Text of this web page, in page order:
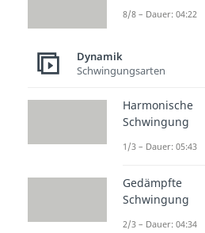
8/8 – Dauer: 04:22
Dynamik
Schwingungsarten
Harmonische
Schwingung
1/3 – Dauer: 05:43
Gedämpfte
Schwingung
2/3 – Dauer: 04:34